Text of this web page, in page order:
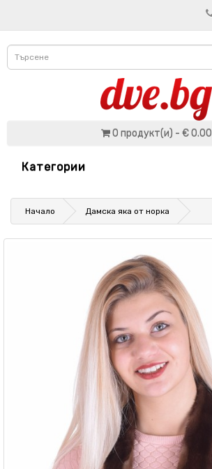
0 продукт(и) - € 0.00
Категории
Начало Дамска яка от норка